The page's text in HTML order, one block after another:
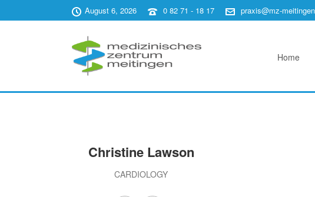
August 6, 2026 0 82 71 - 18 17 praxis@mz-
Home
Christine Lawson
CARDIOLOGY